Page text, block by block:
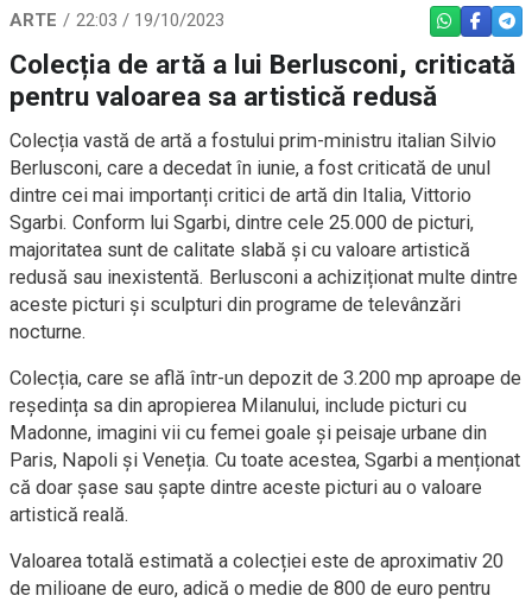
ARTE 22:03 / 19/10/2023 WHATSAPP
Colecția de artă a lui Berlusconi, criticată
pentru valoarea sa artistică redusă
Colecția vastă de artă a fostului prim-ministru italian Silvio
Berlusconi, care a decedat în iunie, a fost criticată de unul
dintre cei mai importanți critici de artă din Italia, Vittorio
Sgarbi. Conform lui Sgarbi, dintre cele 25.000 de picturi,
majoritatea sunt de calitate slabă și cu valoare artistică
redusă sau inexistentă. Berlusconi a achiziționat multe dintre
aceste picturi și sculpturi din programe de televânzări
nocturne.
Colecția, care se află într-un depozit de 3.200 mp aproape de
reședința sa din apropierea Milanului, include picturi cu
Madonne, imagini vii cu femei goale și peisaje urbane din
Paris, Napoli și Veneția. Cu toate acestea, Sgarbi a menționat
că doar șase sau șapte dintre aceste picturi au o valoare
artistică reală.
Valoarea totală estimată a colecției este de aproximativ 20
de milioane de euro, adică o medie de 800 de euro pentru